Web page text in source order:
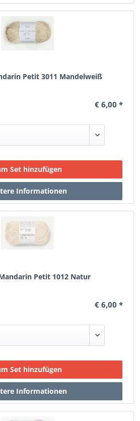
Petit 3011 Mandelweiß
€ 6,00 *
Petit 1012 Natur
€ 6,00 *